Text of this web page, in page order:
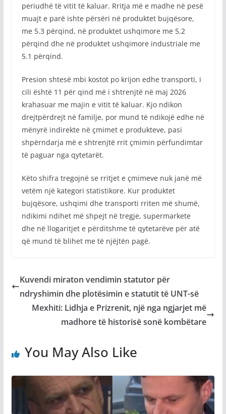
periudhë të vitit të kaluar. Rritja më e madhe në pesë
muajt e parë ishte përsëri në produktet bujqësore,
me 5.3 përqind, në produktet ushqimore me 5.2
përqind dhe në produktet ushqimore industriale me
5.1 përqind.
Presion shtesë mbi kostot po krijon edhe transporti, i
cili është 11 për qind më i shtrenjtë në maj 2026
krahasuar me majin e vitit të kaluar. Kjo ndikon
drejtpërdrejt në familje, por mund të ndikojë edhe në
mënyrë indirekte në çmimet e produkteve, pasi
shpërndarja më e shtrenjtë rrit çmimin përfundimtar
të paguar nga qytetarët.
Këto shifra tregojnë se rritjet e çmimeve nuk janë më
vetëm një kategori statistikore. Kur produktet
bujqësore, ushqimi dhe transporti rriten më shumë,
ndikimi ndihet më shpejt në tregje, supermarkete
dhe në llogaritjet e përditshme të qytetarëve për atë
që mund të blihet me të njëjtën pagë.
Kuvendi miraton vendimin statutor për
ndryshimin dhe plotësimin e statutit të UNT-së
Mexhiti: Lidhja e Prizrenit, një nga ngjarjet më
madhore të historisë sonë kombëtare
You May Also Like